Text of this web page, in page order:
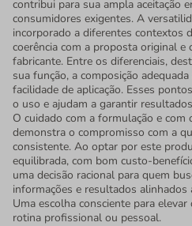
contribui para sua ampla aceitação
consumidores exigentes. A
incorporado a diferentes contextos
coerência com a proposta original e
fabricante. Entre os diferenciais,
sua função, a composição
facilidade de aplicação. Esses
o uso e ajudam a garantir
O cuidado com a formulação e com
demonstra o compromisso com a
consistente. Ao optar por este
equilibrada, com bom custo-
uma decisão racional para quem
informações e resultados
Uma escolha consciente para
rotina profissional ou pessoal.